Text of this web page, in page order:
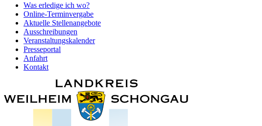
Was erledige ich wo?
Online-Terminvergabe
Aktuelle Stellenangebote
Ausschreibungen
Veranstaltungskalender
Presseportal
Anfahrt
Kontakt